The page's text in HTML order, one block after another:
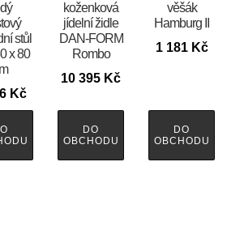
stůl
x 80
Kč
koženková
jídelní židle
DAN-FORM
Rombo
10 395 Kč
DO
OBCHODU
věšák
Hamburg II
1 181 Kč
DO
OBCHODU